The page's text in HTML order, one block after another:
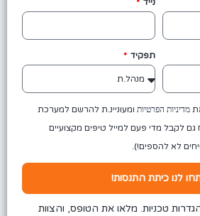
נייד
תפקיד
מדיניות הפרטיות ומעוניינ.ת להרשם למערכת
לקבל מדי פעם למייל טיפים מקצועיים
לא להספים!).
לנו כיתת התנסות!
טכניות. מלאו את הטופס, והצוות